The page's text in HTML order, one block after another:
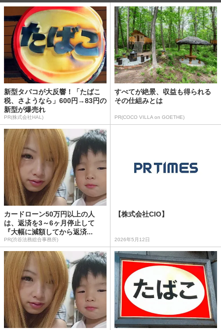
新型タバコが大反響！「たばこ
税、さようなら」600円→83円の
新型が爆売れ
PR(株式会社HAL)
すべてが絶景、収益も得られる
その仕組みとは
PR(COCO VILLA on GOETHE)
カードローン50万円以上の人
は、返済を3～6ヶ月停止して
『大幅に減額してから返済...
PR(渋谷法務総合事務所)
【株式会社CIO】
2026年5月12日